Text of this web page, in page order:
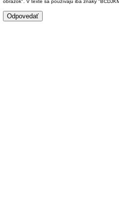
obrázok". V texte sa používajú iba znaky